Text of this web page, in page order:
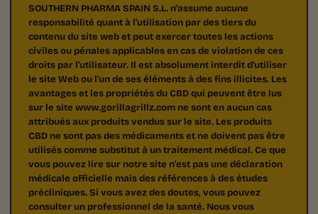
SOUTHERN PHARMA SPAIN S.L. n'assume aucune
responsabilité quant à l'utilisation par des tiers du
contenu du site web et peut exercer toutes les actions
civiles ou pénales applicables en cas de violation de ces
droits par l'utilisateur. Il est absolument interdit d'utiliser
le site Web ou l'un de ses éléments à des fins illicites. Les
avantages et les propriétés du CBD qui peuvent être lus
sur le site www.gorillagrillz.com ne sont en aucun cas
attribués aux produits vendus sur le site. Les produits
CBD ne sont pas des médicaments et ne doivent pas être
utilisés comme substitut à un traitement médical. Ce que
vous pouvez lire sur notre site n'est pas une déclaration
médicale officielle mais des références à des études
précliniques. Si vous avez des doutes, vous pouvez
consulter un professionnel de la santé. Nous vous